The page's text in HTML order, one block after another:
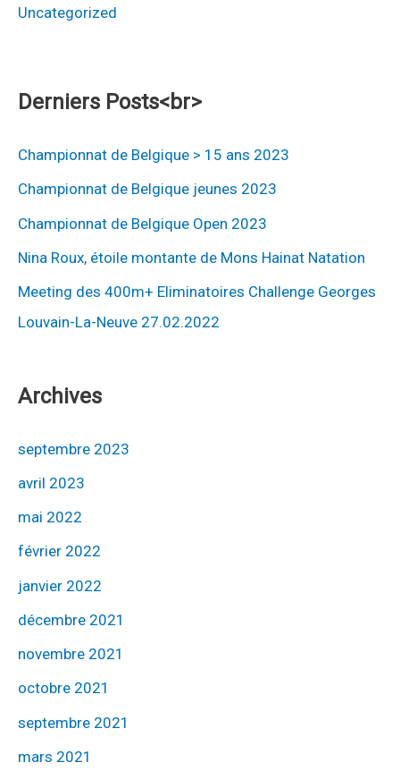
Uncategorized
Derniers Posts<br>
Championnat de Belgique > 15 ans 2023
Championnat de Belgique jeunes 2023
Championnat de Belgique Open 2023
Nina Roux, étoile montante de Mons Hainat Natation
Meeting des 400m+ Eliminatoires Challenge Georges
Louvain-La-Neuve 27.02.2022
Archives
septembre 2023
avril 2023
mai 2022
février 2022
janvier 2022
décembre 2021
novembre 2021
octobre 2021
septembre 2021
mars 2021